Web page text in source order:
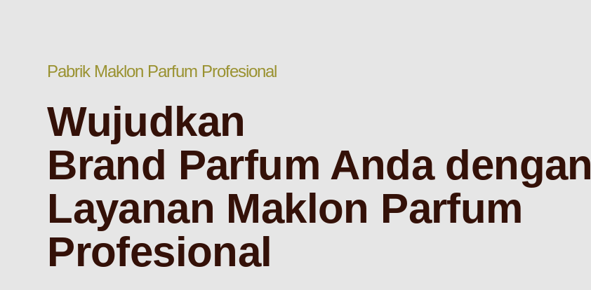
Pabrik Maklon Parfum Profesional
Wujudkan
Brand Parfum Anda dengan
Layanan Maklon Parfum
Profesional